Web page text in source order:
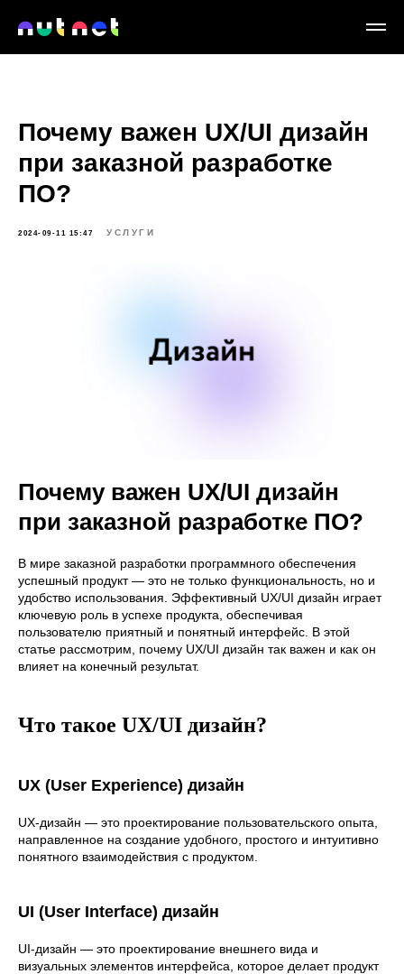
Почему важен UX/UI дизайн
при заказной разработке
ПО?
2024-09-11 15:47 УСЛУГИ
Почему важен UX/UI дизайн
при заказной разработке ПО?
В мире заказной разработки программного обеспечения
успешный продукт — это не только функциональность, но и
удобство использования. Эффективный UX/UI дизайн играет
ключевую роль в успехе продукта, обеспечивая
пользователю приятный и понятный интерфейс. В этой
статье рассмотрим, почему UX/UI дизайн так важен и как он
влияет на конечный результат.
Что такое UX/UI дизайн?
UX (User Experience) дизайн
UX-дизайн — это проектирование пользовательского опыта,
направленное на создание удобного, простого и интуитивно
понятного взаимодействия с продуктом.
UI (User Interface) дизайн
UI-дизайн — это проектирование внешнего вида и
визуальных элементов интерфейса, которое делает продукт